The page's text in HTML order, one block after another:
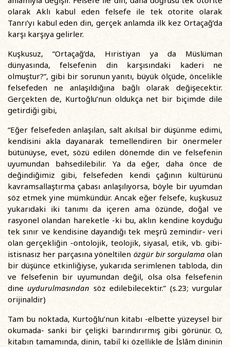
olarak Aklı kabul eden felsefe ile tek otorite olarak
Tanrı’yı kabul eden din, gerçek anlamda ilk kez Ortaçağ’da
karşı karşıya gelirler.
Kuşkusuz, “Ortaçağ’da, Hıristiyan ya da Müslüman
dünyasında, felsefenin din karşısındaki kaderi ne
olmuştur?”, gibi bir sorunun yanıtı, büyük ölçüde, öncelikle
felsefeden ne anlaşıldığına bağlı olarak değişecektir.
Gerçekten de, Kurtoğlu’nun oldukça net bir biçimde dile
getirdiği gibi,
“Eğer felsefeden anlaşılan, salt akılsal bir düşünme edimi,
kendisini akla dayanarak temellendiren bir önermeler
bütünüyse, evet, sözü edilen dönemde din ve felsefenin
uyumundan bahsedilebilir. Ya da eğer, daha önce de
değindiğimiz gibi, felsefeden kendi çağının kültürünü
kavramsallaştırma çabası anlaşılıyorsa, böyle bir uyumdan
söz etmek yine mümkündür. Ancak eğer felsefe, kuşkusuz
yukarıdaki iki tanımı da içeren ama özünde, doğal ve
rasyonel olandan hareketle -ki bu, aklın kendine koyduğu
tek sınır ve kendisine dayandığı tek meşrû zemindir- veri
olan gerçekliğin -ontolojik, teolojik, siyasal, etik, vb. gibi-
istisnasız her parçasına yöneltilen özgür bir sorgulamaolan
bir düşünce etkinliğiyse, yukarıda serimlenen tabloda, din
ve felsefenin bir uyumundan değil, olsa olsa felsefenin
dineuydurulmasından söz edilebilecektir.” (s.23; vurgular
orijinaldir)
Tam bu noktada, Kurtoğlu’nun kitabı -elbette yüzeysel bir
okumada- sanki bir çelişki barındırırmış gibi görünür. O,
kitabın tamamında, dinin, tabiî ki özellikle de İslâm dininin